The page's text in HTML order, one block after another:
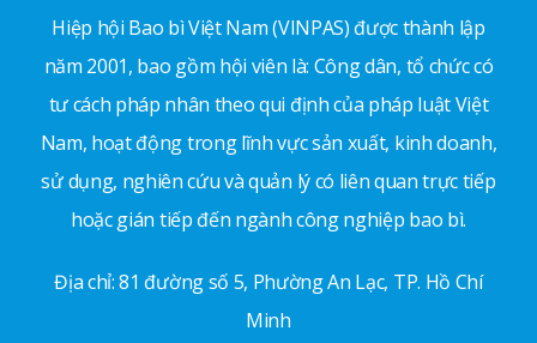
Hiệp hội Bao bì Việt Nam (VINPAS) được thành lập
năm 2001, bao gồm hội viên là: Công dân, tổ chức có
tư cách pháp nhân theo qui định của pháp luật Việt
Nam, hoạt động trong lĩnh vực sản xuất, kinh doanh,
sử dụng, nghiên cứu và quản lý có liên quan trực tiếp
hoặc gián tiếp đến ngành công nghiệp bao bì.
Địa chỉ: 81 đường số 5, Phường An Lạc, TP. Hồ Chí
Minh